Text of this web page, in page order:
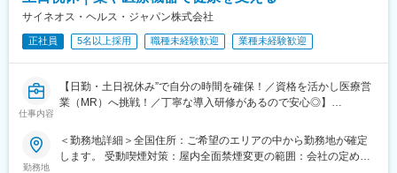
(1)充実した教育体制：
・製品研修（約2週間～2ヶ月、プロジェクトによる）：入社オリ
エンテーション後に配属先プロジェクトの製薬メーカーにて製品
他、横断研修、eラーニングの研修等も受けることが可能です。
・オンコロジー専門MR育成プログラム、IBD専門育成プログラ
しています。
(2)プロジェクトマネジメント体制：プロジェクトマネージャー、
サイネオス・ヘルス・ジャパン株式会社
正社員 5名以上採用 職種未経験歓迎 業種未経験歓迎
仕事内容
【日勤・土日祝休み”で自分の時間を確保！／資格を活かし医療営
業（MR）へ挑戦！／丁寧な導入研修があるので安心◎】
《資格と想いがあれば活躍できる！》
「誰かのためになる仕事がしたい」「社会貢献につながる仕事を
したい」という想いがあればOK！当社には、臨床経験を活かして
勤務地
＜勤務地詳細＞全国住所：ご希望のエリアの中から勤務地が確定
します。 受動喫煙対策：屋内全面禁煙変更の範囲：会社の定める